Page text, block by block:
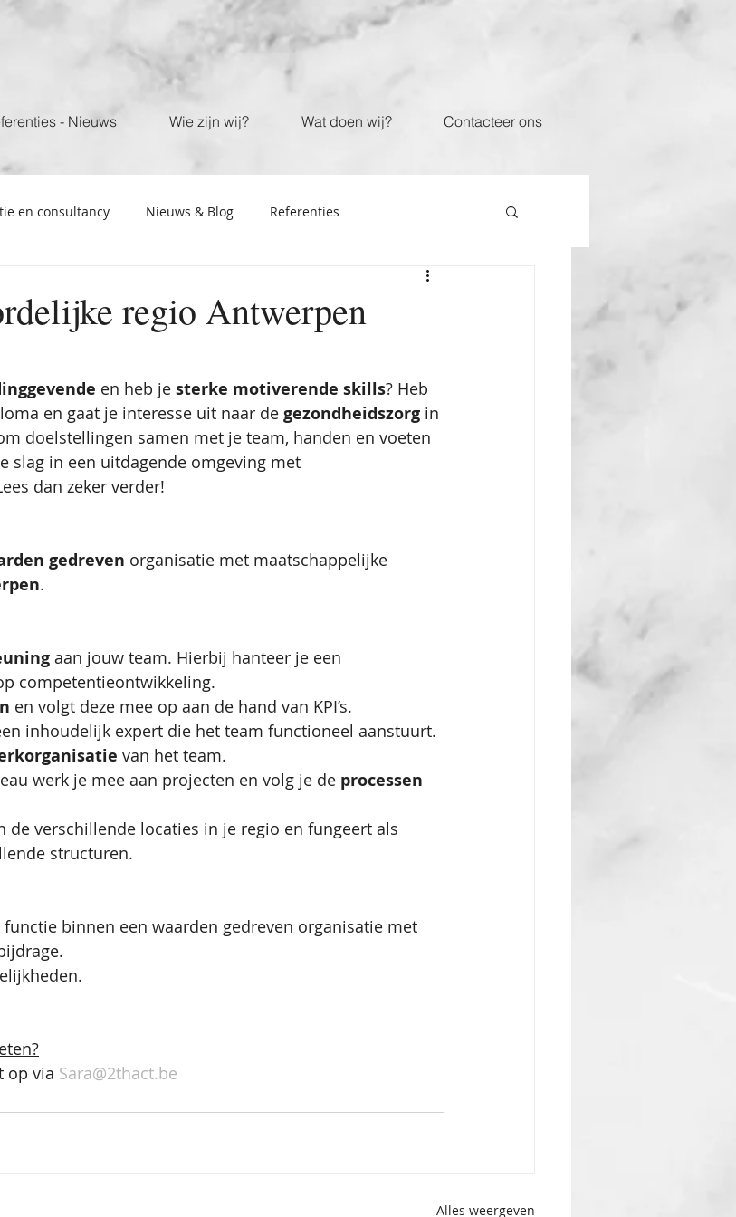
- Nieuws Wie zijn wij? Wat doen wij? Contacteer ons
en consultancy Nieuws & Blog Referenties
regio Antwerpen
en heb je sterke motiverende skills? Heb
en gaat je interesse uit naar de gezondheidszorg in
doelstellingen samen met je team, handen en voeten
slag in een uitdagende omgeving met
dan zeker verder!
gedreven organisatie met maatschappelijke
.
aan jouw team. Hierbij hanteer je een
competentieontwikkeling.
en volgt deze mee op aan de hand van KPI’s.
inhoudelijk expert die het team functioneel aanstuurt.
van het team.
werk je mee aan projecten en volg je de processen
de verschillende locaties in je regio en fungeert als
structuren.
binnen een waarden gedreven organisatie met
op via Sara@2thact.be
Alles weergeven